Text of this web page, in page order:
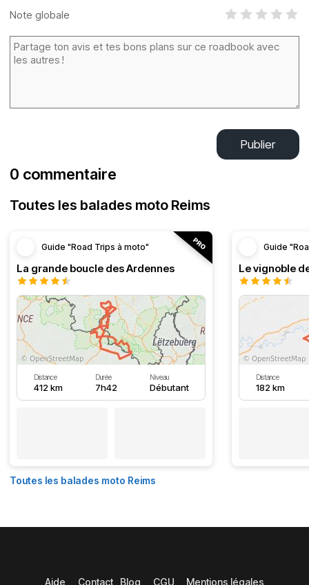
Note globale
Publier
0 commentaire
Toutes les balades moto Reims
Guide "Road Trips à moto"
La grande boucle des Ardennes
Distance
412 km
Durée
7h42
Niveau
Débutant
Guide
Le vignoble
Distance
182 km
Toutes les balades moto Reims
Aide Contact Blog CGU Mentions légales